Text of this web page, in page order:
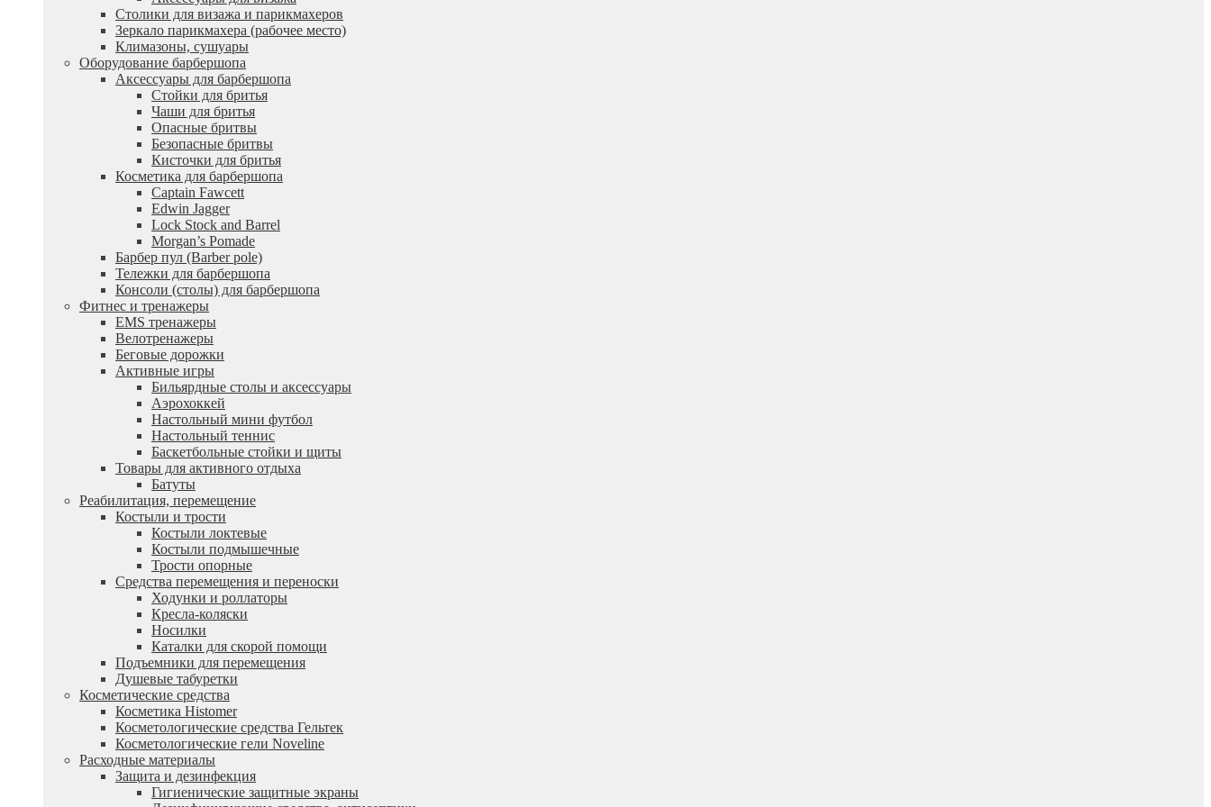
Столики для визажа и парикмахеров
Зеркало парикмахера (рабочее место)
Климазоны, сушуары
Оборудование барбершопа
Аксессуары для барбершопа
Стойки для бритья
Чаши для бритья
Опасные бритвы
Безопасные бритвы
Кисточки для бритья
Косметика для барбершопа
Captain Fawcett
Edwin Jagger
Lock Stock and Barrel
Morgan’s Pomade
Барбер пул (Barber pole)
Тележки для барбершопа
Консоли (столы) для барбершопа
Фитнес и тренажеры
EMS тренажеры
Велотренажеры
Беговые дорожки
Активные игры
Бильярдные столы и аксессуары
Аэрохоккей
Настольный мини футбол
Настольный теннис
Баскетбольные стойки и щиты
Товары для активного отдыха
Батуты
Реабилитация, перемещение
Костыли и трости
Костыли локтевые
Костыли подмышечные
Трости опорные
Средства перемещения и переноски
Ходунки и роллаторы
Кресла-коляски
Носилки
Каталки для скорой помощи
Подъемники для перемещения
Душевые табуретки
Косметические средства
Косметика Histomer
Косметологические средства Гельтек
Косметологические гели Noveline
Расходные материалы
Защита и дезинфекция
Гигиенические защитные экраны